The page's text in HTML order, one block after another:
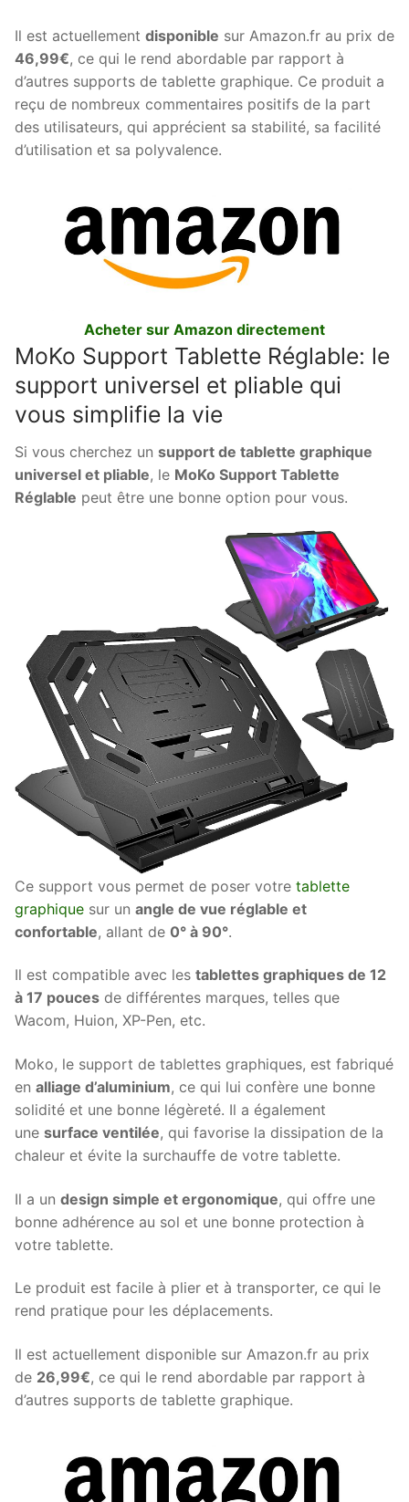
Il est actuellement disponible sur Amazon.fr au prix de
46,99€, ce qui le rend abordable par rapport à
d’autres supports de tablette graphique. Ce produit a
reçu de nombreux commentaires positifs de la part
des utilisateurs, qui apprécient sa stabilité, sa facilité
d’utilisation et sa polyvalence.
Acheter sur Amazon directement
MoKo Support Tablette Réglable: le
support universel et pliable qui
vous simplifie la vie
Si vous cherchez un support de tablette graphique
universel et pliable, le MoKo Support Tablette
Réglable peut être une bonne option pour vous.
Ce support vous permet de poser votre tablette
graphique sur un angle de vue réglable et
confortable, allant de 0° à 90°.
Il est compatible avec les tablettes graphiques de 12
à 17 pouces de différentes marques, telles que
Wacom, Huion, XP-Pen, etc.
Moko, le support de tablettes graphiques, est fabriqué
en alliage d’aluminium, ce qui lui confère une bonne
solidité et une bonne légèreté. Il a également
une surface ventilée, qui favorise la dissipation de la
chaleur et évite la surchauffe de votre tablette.
Il a un design simple et ergonomique, qui offre une
bonne adhérence au sol et une bonne protection à
votre tablette.
Le produit est facile à plier et à transporter, ce qui le
rend pratique pour les déplacements.
Il est actuellement disponible sur Amazon.fr au prix
de 26,99€, ce qui le rend abordable par rapport à
d’autres supports de tablette graphique.